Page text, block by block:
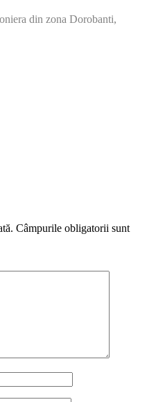
din zona Dorobanti,
Câmpurile obligatorii sunt